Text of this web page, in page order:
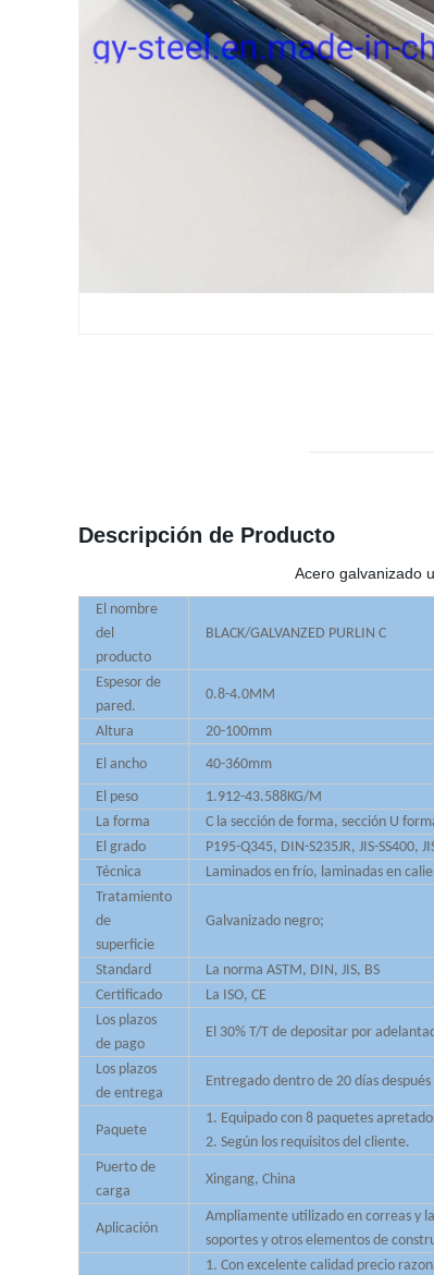
Descripción de Producto
Acero galvanizado
El nombre
del
producto
BLACK/GALVANZED PURLIN C
Espesor de
pared.
0.8-4.0MM
Altura
20-100mm
El ancho
40-360mm
El peso
1.912-43.588KG/M
La forma
C la sección de forma, sección U
El grado
P195-Q345, DIN-S235JR, JIS-SS400,
Técnica
Laminados en frío, laminadas en
Tratamiento
de
superficie
Galvanizado negro;
Standard
La norma ASTM, DIN, JIS, BS
Certificado
La ISO, CE
Los plazos
de pago
El 30% T/T de depositar por
Los plazos
de entrega
Entregado dentro de 20 días
Paquete
1. Equipado con 8 paquetes
2. Según los requisitos del cliente.
Puerto de
carga
Xingang, China
Aplicación
Ampliamente utilizado en correas y
soportes y otros elementos de
1. Con excelente calidad precio